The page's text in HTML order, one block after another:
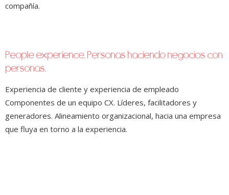
compañía.
People experience. Personas haciendo negocios con
personas.
Experiencia de cliente y experiencia de empleado
Componentes de un equipo CX. Líderes, facilitadores y
generadores. Alineamiento organizacional, hacia una empresa
que fluya en torno a la experiencia.